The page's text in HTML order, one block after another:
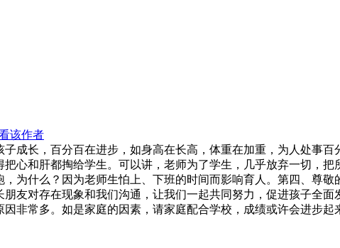
该作者
成长，百分百在进步，如身高在长高，体重在加重，为人处事
心和肝都掏给学生。可以讲，老师为了学生，几乎放弃一切，
为什么？因为老师生怕上、下班的时间而影响育人。第四、尊
友对存在现象和我们沟通，让我们一起共同努力，促进孩子全
非常多。如是家庭的因素，请家庭配合学校，成绩或许会进步